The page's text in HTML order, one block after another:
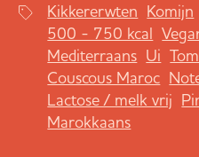
Kikkererwten Komijn
500 - 750 kcal
Mediterraans Ui
Couscous Maroc
Lactose / melk vrij
Marokkaans